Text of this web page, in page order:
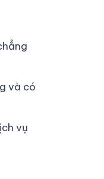
và có
vụ